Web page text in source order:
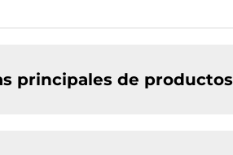
principales de productos